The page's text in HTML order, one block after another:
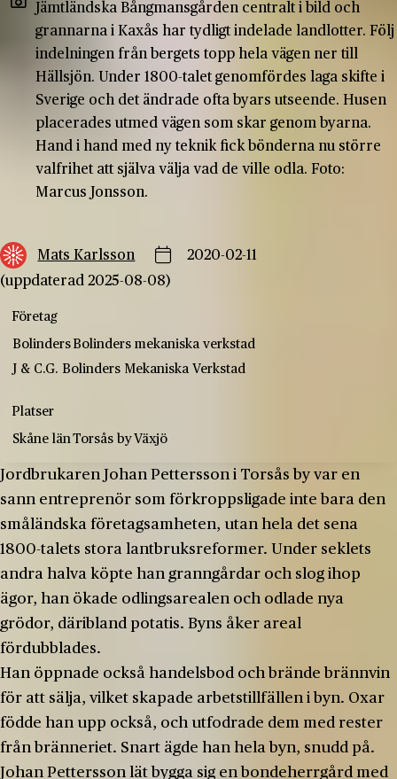
Jämtländska Bångmansgården centralt i bild och
grannarna i Kaxås har tydligt indelade landlotter. Följ
indelningen från bergets topp hela vägen ner till
Hällsjön. Under 1800-talet genomfördes laga skifte i
Sverige och det ändrade ofta byars utseende. Husen
placerades utmed vägen som skar genom byarna.
Hand i hand med ny teknik fick bönderna nu större
valfrihet att själva välja vad de ville odla. Foto:
Marcus Jonsson.
Mats Karlsson
2020-02-11
(uppdaterad 2025-08-08)
Företag
Bolinders Bolinders mekaniska verkstad
J & C.G. Bolinders Mekaniska Verkstad
Platser
Skåne länTorsås by Växjö
Jordbrukaren Johan Pettersson i Torsås by var en
sann entreprenör som förkroppsligade inte bara den
småländska företagsamheten, utan hela det sena
1800-­talets stora lantbruksreformer. Under seklets
andra halva köpte han granngårdar och slog ihop
ägor, han ökade odlingsarealen och odlade nya
grödor, däribland potatis. Byns åker areal
fördubblades.
Han öppnade också handelsbod och brände brännvin
för att sälja, vilket skapade arbetstillfällen i byn. Oxar
födde han upp också, och utfodrade dem med rester
från bränneriet. Snart ägde han hela byn, snudd på.
Johan Pettersson lät bygga sig en bondeherrgård med